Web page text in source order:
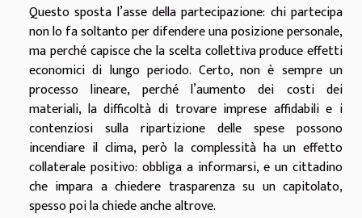
Questo sposta l’asse della partecipazione: chi partecipa
non lo fa soltanto per difendere una posizione personale,
ma perché capisce che la scelta collettiva produce effetti
economici di lungo periodo. Certo, non è sempre un
processo lineare, perché l’aumento dei costi dei
materiali, la difficoltà di trovare imprese affidabili e i
contenziosi sulla ripartizione delle spese possono
incendiare il clima, però la complessità ha un effetto
collaterale positivo: obbliga a informarsi, e un cittadino
che impara a chiedere trasparenza su un capitolato,
spesso poi la chiede anche altrove.